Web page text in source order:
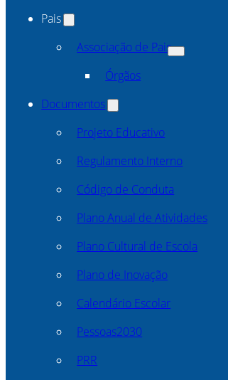
Pais
Associação de Pais
Órgãos
Documentos
Projeto Educativo
Regulamento Interno
Código de Conduta
Plano Anual de Atividades
Plano Cultural de Escola
Plano de Inovação
Calendário Escolar
Pessoas2030
PRR